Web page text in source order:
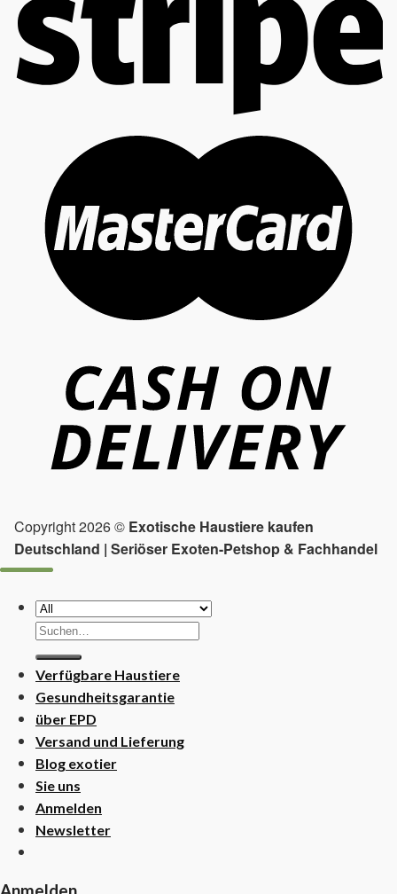
Copyright 2026 © Exotische Haustiere kaufen
Deutschland | Seriöser Exoten-Petshop & Fachhandel
Suchen
nach:
Verfügbare Haustiere
Gesundheitsgarantie
über EPD
Versand und Lieferung
Blog exotier
Sie uns
Anmelden
Newsletter